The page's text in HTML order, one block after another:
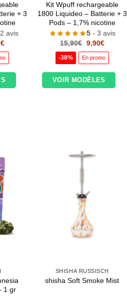
+ 3
avis
:
€Le
actuel
est :
9,90€.
Kit Wpuff rechargeable
1800 Liquideo – Batterie + 3
Pods – 1,7% nicotine
5- 3 avis
15,90€ Le
prix
initial
était :
15,90€.
9,90€Le
actuel
est :
9,90€.
-38% En promo
VOIR MODÈLES
1 gr
SHISHA RUSSISCH
shisha Soft Smoke Mist